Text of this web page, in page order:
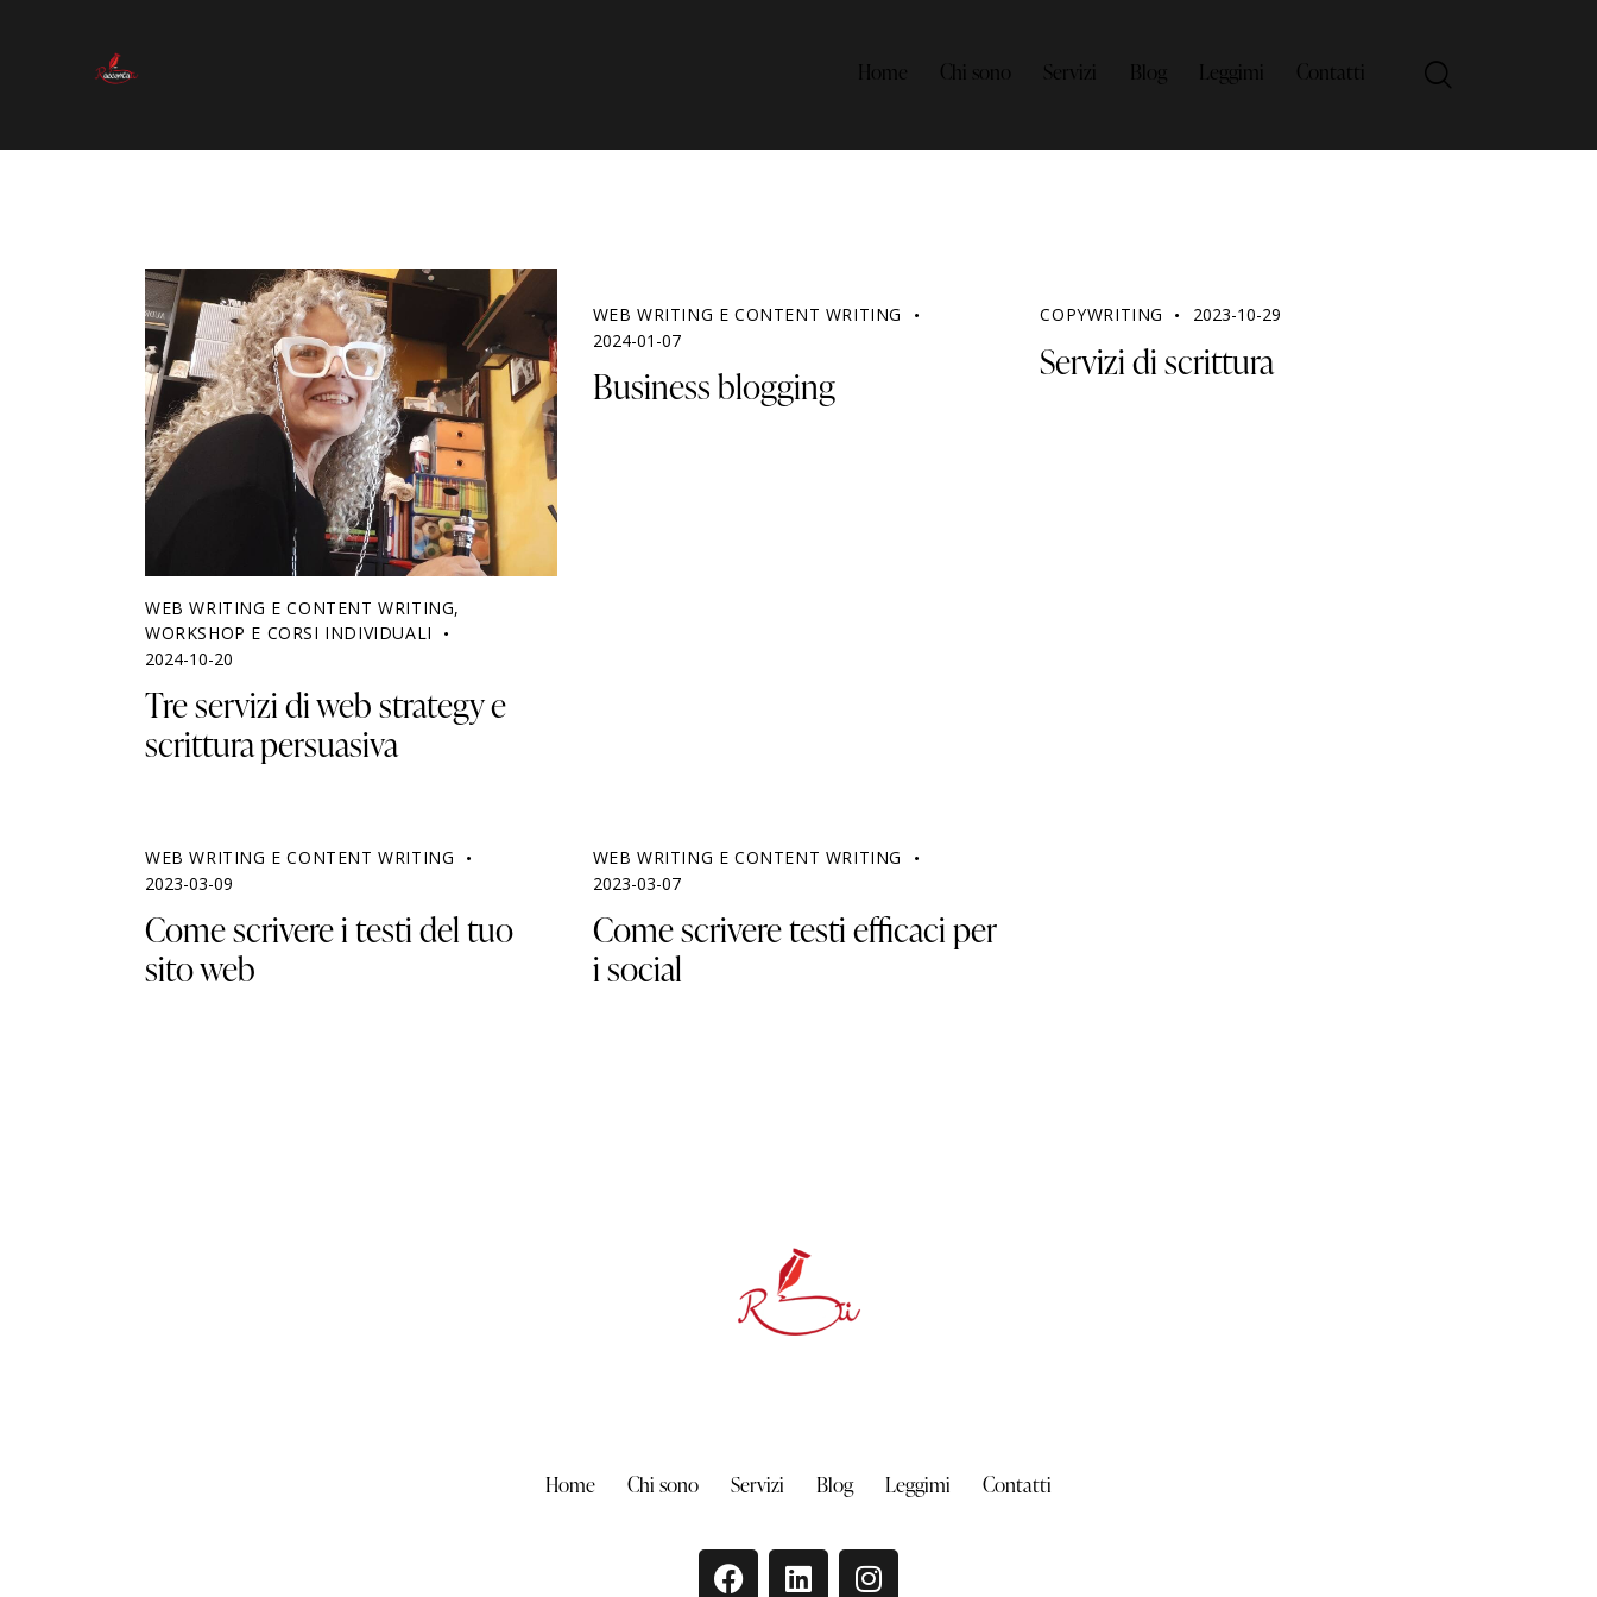
Home Chi sono Servizi Blog Leggimi Contatti
WEB WRITING E CONTENT WRITING,
WORKSHOP E CORSI INDIVIDUALI
2024-10-20
Tre servizi di web strategy e
scrittura persuasiva
WEB WRITING E CONTENT WRITING
2024-01-07
Business blogging
COPYWRITING 2023-10-29
Servizi di scrittura
WEB WRITING E CONTENT WRITING
2023-03-09
Come scrivere i testi del tuo
sito web
WEB WRITING E CONTENT WRITING
2023-03-07
Come scrivere testi efficaci per
i social
Home Chi sono Servizi Blog Leggimi Contatti